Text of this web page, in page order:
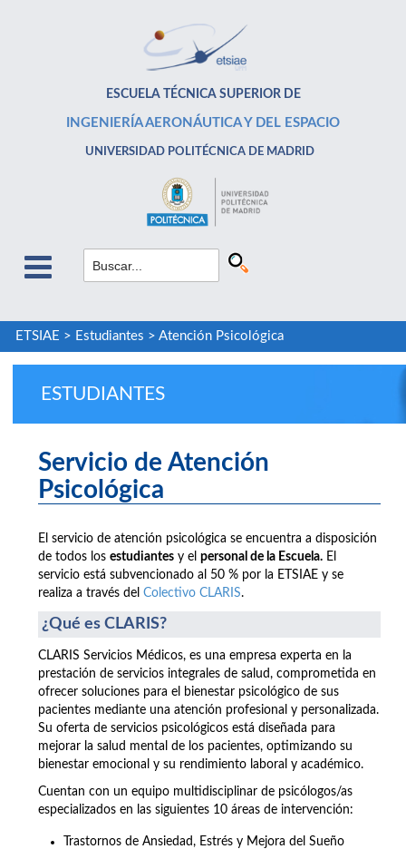
ESCUELA TÉCNICA SUPERIOR DE
INGENIERÍA AERONÁUTICA Y DEL ESPACIO
UNIVERSIDAD POLITÉCNICA DE MADRID
ETSIAE > Estudiantes > Atención Psicológica
ESTUDIANTES
Servicio de Atención
Psicológica
El servicio de atención psicológica se encuentra a disposición
de todos los estudiantes y el personal de la Escuela. El
servicio está subvencionado al 50 % por la ETSIAE y se
realiza a través del Colectivo CLARIS.
¿Qué es CLARIS?
CLARIS Servicios Médicos, es una empresa experta en la
prestación de servicios integrales de salud, comprometida en
ofrecer soluciones para el bienestar psicológico de sus
pacientes mediante una atención profesional y personalizada.
Su oferta de servicios psicológicos está diseñada para
mejorar la salud mental de los pacientes, optimizando su
bienestar emocional y su rendimiento laboral y académico.
Cuentan con un equipo multidisciplinar de psicólogos/as
especializados en las siguientes 10 áreas de intervención:
Trastornos de Ansiedad, Estrés y Mejora del Sueño